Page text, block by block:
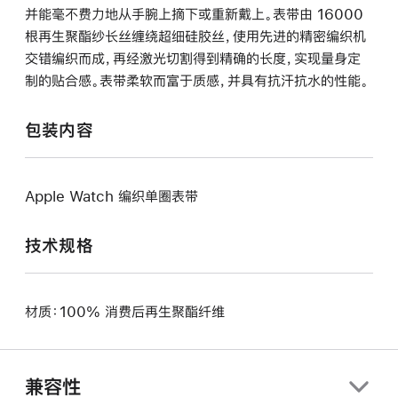
并能毫不费力地从手腕上摘下或重新戴上。表带由 16000
根再生聚酯纱长丝缠绕超细硅胶丝，使用先进的精密编织机
交错编织而成，再经激光切割得到精确的长度，实现量身定
制的贴合感。表带柔软而富于质感，并具有抗汗抗水的性能。
包装内容
Apple Watch 编织单圈表带
技术规格
材质：100% 消费后再生聚酯纤维
兼容性